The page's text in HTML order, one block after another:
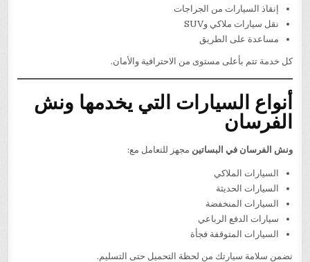
إنقاذ السيارات من الجراجات
نقل سيارات ملاكي وSUV
مساعدة على الطريق
كل خدمة تتم بأعلى مستوى من الاحترافية والأمان.
أنواع السيارات التي يخدمها ونش
الفرسان
ونش الفرسان في البساتين مجهز للتعامل مع:
السيارات الملاكي
السيارات الحديثة
السيارات المنخفضة
سيارات الدفع الرباعي
السيارات المتوقفة فجأة
نضمن سلامة سيارتك من لحظة التحميل حتى التسليم.